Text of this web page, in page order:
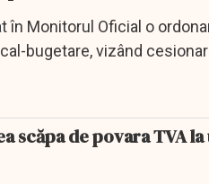
în Monitorul Oficial o
bugetare, vizând
scăpa de povara TVA